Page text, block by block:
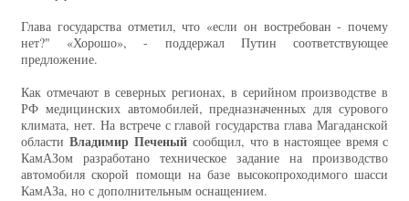
Глава государства отметил, что «если он востребован - почему
нет?" «Хорошо», - поддержал Путин соответствующее
предложение.
Как отмечают в северных регионах, в серийном производстве в
РФ медицинских автомобилей, предназначенных для сурового
климата, нет. На встрече с главой государства глава Магаданской
областиВладимир Печеныйсообщил, что в настоящее время с
КамАЗом разработано техническое задание на производство
автомобиля скорой помощи на базе высокопроходимого шасси
КамАЗа, но с дополнительным оснащением.